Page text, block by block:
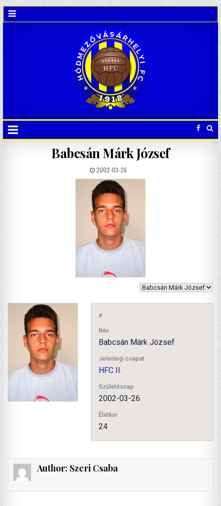
Babcsán Márk József
2002-03-26
#
Név
Babcsán Márk József
Jelenlegi csapat
HFC II.
Születésnap
2002-03-26
Életkor
24
Author: Szeri Csaba